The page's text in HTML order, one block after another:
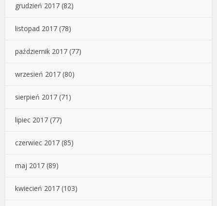
grudzień 2017 (82)
listopad 2017 (78)
październik 2017 (77)
wrzesień 2017 (80)
sierpień 2017 (71)
lipiec 2017 (77)
czerwiec 2017 (85)
maj 2017 (89)
kwiecień 2017 (103)